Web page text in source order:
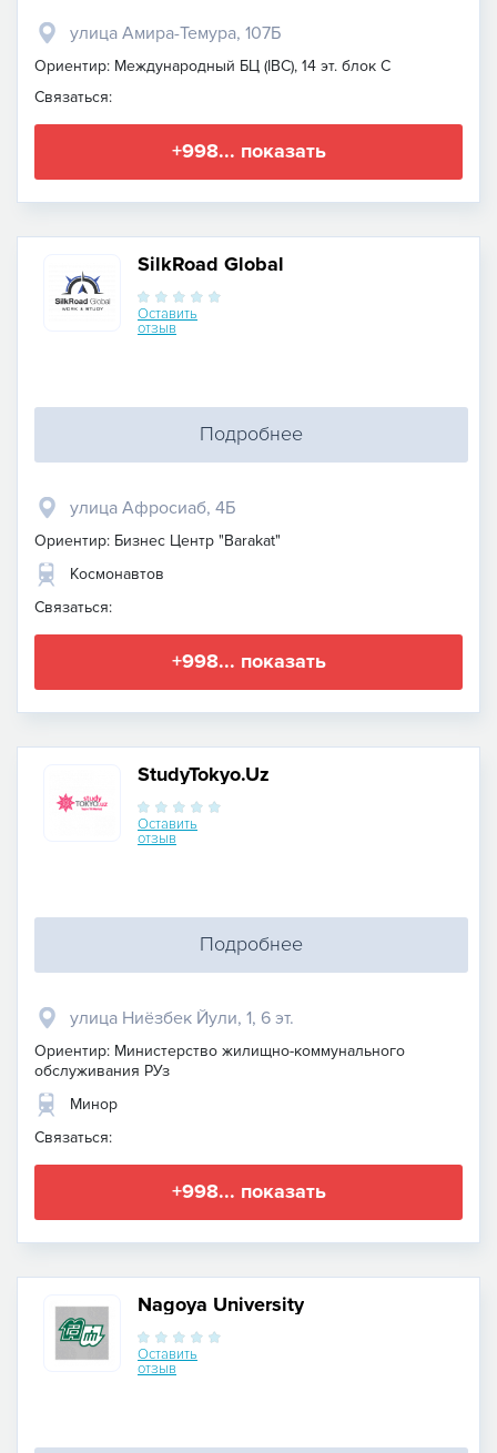
улица Амира-Темура, 107Б
Ориентир: Международный БЦ (IBC), 14 эт. блок С
Связаться:
+998... показать
SilkRoad Global
Оставить
отзыв
Подробнее
улица Афросиаб, 4Б
Ориентир: Бизнес Центр "Barakat"
Космонавтов
Связаться:
+998... показать
StudyTokyo.Uz
Оставить
отзыв
Подробнее
улица Ниёзбек Йули, 1, 6 эт.
Ориентир: Министерство жилищно-коммунального
обслуживания РУз
Минор
Связаться:
+998... показать
Nagoya University
Оставить
отзыв